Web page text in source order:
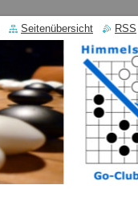
Seitenübersicht RSS